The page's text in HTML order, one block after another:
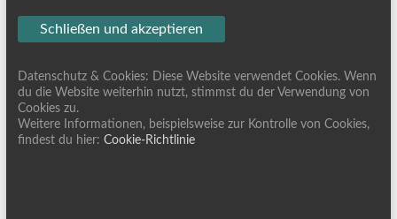
Datenschutz & Cookies: Diese Website verwendet Cookies. Wenn
du die Website weiterhin nutzt, stimmst du der Verwendung von
Cookies zu.
Weitere Informationen, beispielsweise zur Kontrolle von Cookies,
findest du hier: Cookie-Richtlinie